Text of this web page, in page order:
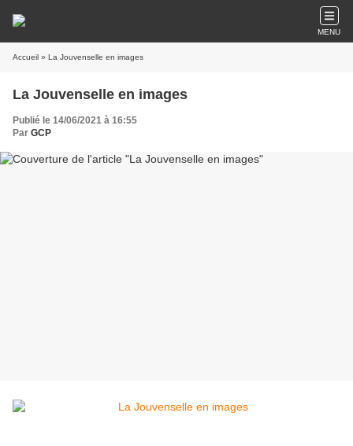
MENU
Accueil » La Jouvenselle en images
La Jouvenselle en images
Publié le 14/06/2021 à 16:55
Par GCP